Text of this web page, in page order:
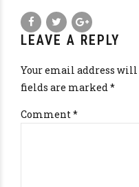
LEAVE A REPLY
Your email address will
fields are marked *
Comment*